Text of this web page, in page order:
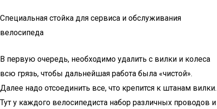
Специальная стойка для сервиса и обслуживания
велосипеда
В первую очередь, необходимо удалить с вилки и колеса
всю грязь, чтобы дальнейшая работа была «чистой».
Далее надо отсоединить все, что крепится к штанам вилки.
Тут у каждого велосипедиста набор различных проводов и